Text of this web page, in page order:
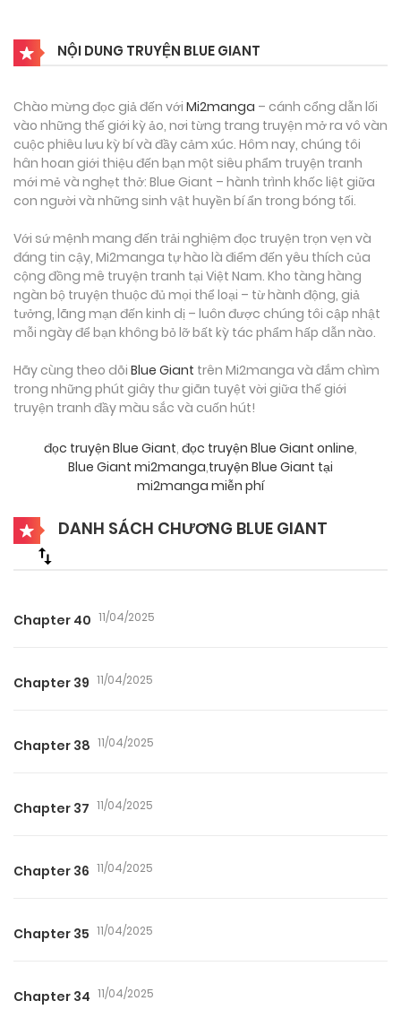
NỘI DUNG TRUYỆN BLUE GIANT
Chào mừng đọc giả đến với Mi2manga – cánh cổng dẫn lối
vào những thế giới kỳ ảo, nơi từng trang truyện mở ra vô vàn
cuộc phiêu lưu kỳ bí và đầy cảm xúc. Hôm nay, chúng tôi
hân hoan giới thiệu đến bạn một siêu phẩm truyện tranh
mới mẻ và nghẹt thở: Blue Giant – hành trình khốc liệt giữa
con người và những sinh vật huyền bí ẩn trong bóng tối.
Với sứ mệnh mang đến trải nghiệm đọc truyện trọn vẹn và
đáng tin cậy, Mi2manga tự hào là điểm đến yêu thích của
cộng đồng mê truyện tranh tại Việt Nam. Kho tàng hàng
ngàn bộ truyện thuộc đủ mọi thể loại – từ hành động, giả
tưởng, lãng mạn đến kinh dị – luôn được chúng tôi cập nhật
mỗi ngày để bạn không bỏ lỡ bất kỳ tác phẩm hấp dẫn nào.
Hãy cùng theo dõi Blue Giant trên Mi2manga và đắm chìm
trong những phút giây thư giãn tuyệt vời giữa thế giới
truyện tranh đầy màu sắc và cuốn hút!
đọc truyện Blue Giant, đọc truyện Blue Giant online,
Blue Giant mi2manga,truyện Blue Giant tại
mi2manga miễn phí
DANH SÁCH CHƯƠNG BLUE GIANT
Chapter 40 11/04/2025
Chapter 39 11/04/2025
Chapter 38 11/04/2025
Chapter 37 11/04/2025
Chapter 36 11/04/2025
Chapter 35 11/04/2025
Chapter 34 11/04/2025